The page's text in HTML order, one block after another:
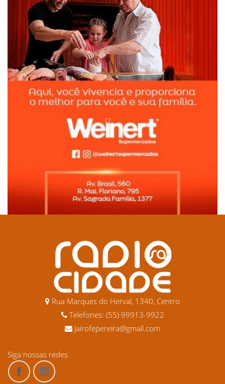
Rua Marques do Herval, 1340, Centro
Telefones: (55) 99913-9922
jairofepereira@gmail.com
Siga nossas redes